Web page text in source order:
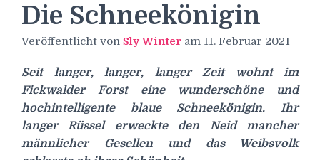
Die Schneekönigin
Veröffentlicht von Sly Winter am 11. Februar 2021
Seit langer, langer, langer Zeit wohnt im
Fickwalder Forst eine wunderschöne und
hochintelligente blaue Schneekönigin. Ihr
langer Rüssel erweckte den Neid mancher
männlicher Gesellen und das Weibsvolk